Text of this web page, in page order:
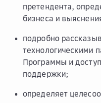
претендента,
бизнеса и
подробно
технологическими
Программы и
поддержки;
определяет